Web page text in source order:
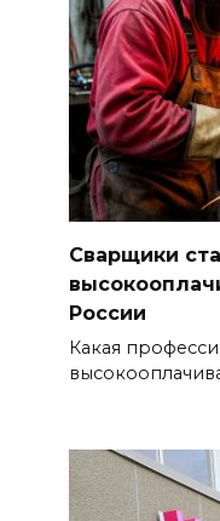
Сварщики
России
Какая